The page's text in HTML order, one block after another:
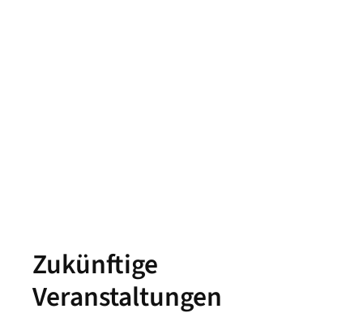
Zukünftige
Veranstaltungen